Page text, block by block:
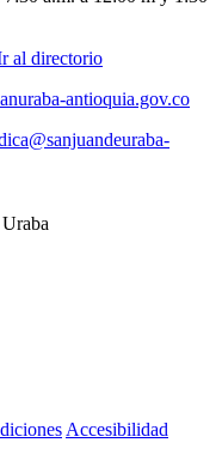
al directorio
antioquia.gov.co
Accesibilidad